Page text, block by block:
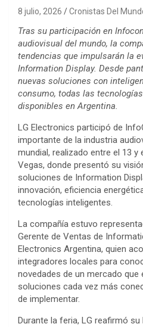
8 julio, 2026 Cronistas Del
Tras su participación en
audiovisual del mundo, la
tendencias que impulsarán la
Information Display. Desde
nuevas soluciones con
consumo, todas las
disponibles en Argentina.
LG Electronics participó de
importante de la industria
mundial, realizado entre el 13 y
Vegas, donde presentó su
soluciones de Information
innovación, eficiencia
tecnologías inteligentes.
La compañía estuvo
Gerente de Ventas de
Electronics Argentina, quien
integradores locales para
novedades de un mercado que
soluciones cada vez más
de implementar.
Durante la feria, LG reafirmó